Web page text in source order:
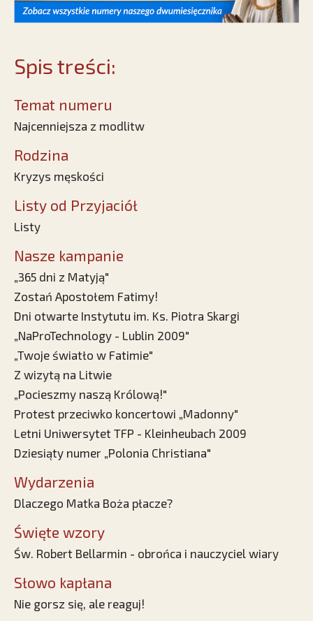
Spis treści:
Temat numeru
Najcenniejsza z modlitw
Rodzina
Kryzys męskości
Listy od Przyjaciół
Listy
Nasze kampanie
„365 dni z Matyją"
Zostań Apostołem Fatimy!
Dni otwarte Instytutu im. Ks. Piotra Skargi
„NaProTechnology - Lublin 2009"
„Twoje światło w Fatimie"
Z wizytą na Litwie
„Pocieszmy naszą Królową!"
Protest przeciwko koncertowi „Madonny"
Letni Uniwersytet TFP - Kleinheubach 2009
Dziesiąty numer „Polonia Christiana"
Wydarzenia
Dlaczego Matka Boża płacze?
Święte wzory
Św. Robert Bellarmin - obrońca i nauczyciel wiary
Słowo kapłana
Nie gorsz się, ale reaguj!